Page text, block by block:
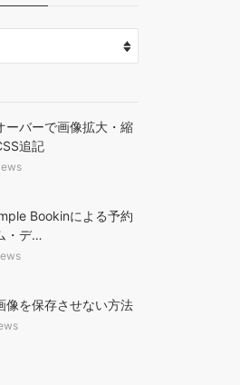
ーバーで画像拡大・縮
追記
Bookinによる予約
・デ…
像を保存させない方法